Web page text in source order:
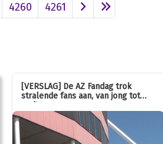
4260 4261
[VERSLAG] De AZ Fandag trok
stralende fans aan, van jong tot
oud!